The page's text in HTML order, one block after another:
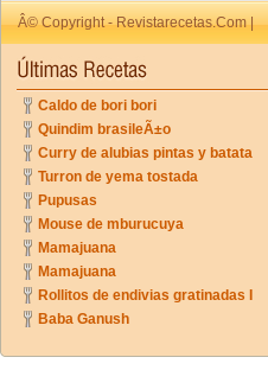
Â© Copyright - Revistarecetas.Com |
Caldo de bori bori
Quindim brasileÃ±o
Curry de alubias pintas y batata
Turron de yema tostada
Pupusas
Mouse de mburucuya
Mamajuana
Mamajuana
Rollitos de endivias gratinadas I
Baba Ganush